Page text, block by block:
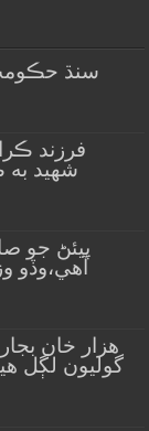
شهيد به
پيئڻ جو
آهي،وڏو
گوليون لڳل